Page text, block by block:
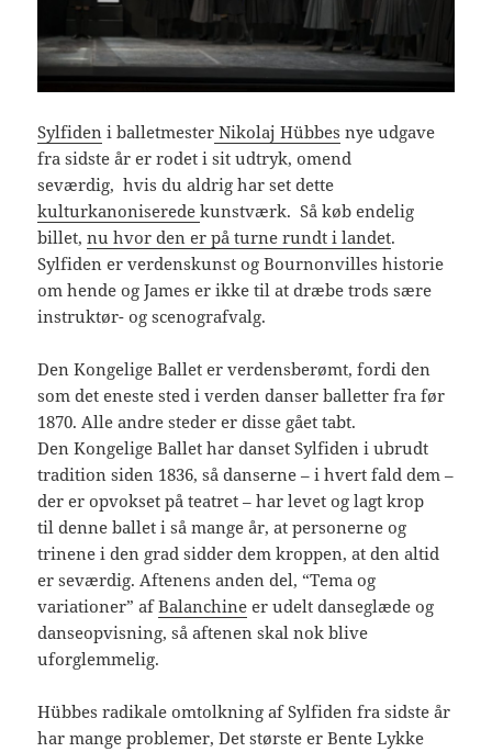
Sylfiden i balletmester Nikolaj Hübbes nye udgave
fra sidste år er rodet i sit udtryk, omend
seværdig, hvis du aldrig har set dette
kulturkanoniseredekunstværk. Så køb endelig
billet,nu hvor den er på turne rundt i landet.
Sylfiden er verdenskunst og Bournonvilles historie
om hende og James er ikke til at dræbe trods sære
instruktør- og scenografvalg.
Den Kongelige Ballet er verdensberømt, fordi den
som det eneste sted i verden danser balletter fra før
1870. Alle andre steder er disse gået tabt.
Den Kongelige Ballet har danset Sylfiden i ubrudt
tradition siden 1836, så danserne – i hvert fald dem –
der er opvokset på teatret – har levet og lagt krop
til denne ballet i så mange år, at personerne og
trinene i den grad sidder dem kroppen, at den altid
er seværdig. Aftenens anden del, “Tema og
variationer” afBalanchine er udelt danseglæde og
danseopvisning, så aftenen skal nok blive
uforglemmelig.
Hübbes radikale omtolkning af Sylfiden fra sidste år
har mange problemer, Det største er Bente Lykke